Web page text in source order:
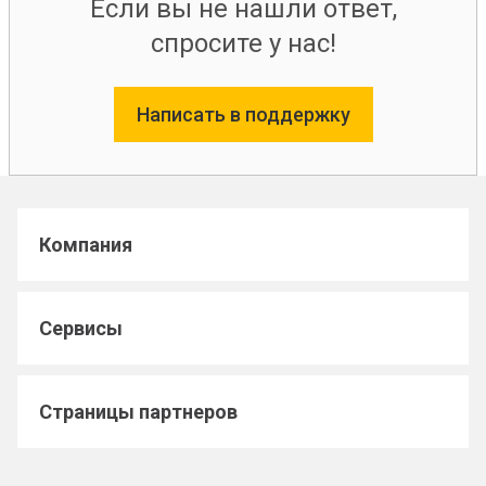
Если вы не нашли ответ,
спросите у нас!
Написать в поддержку
Компания
Сервисы
Страницы партнеров